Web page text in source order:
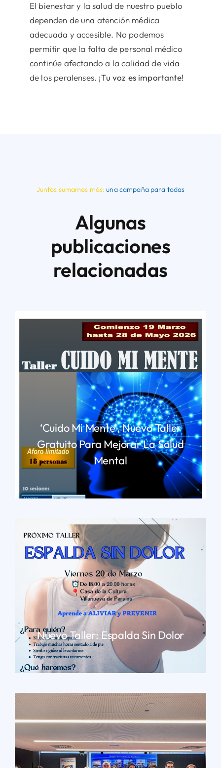
El bienestar y la salud de nuestro pueblo
dependen de una atención médica
adecuada y accesible. No podemos
permitir que la falta de personal médico
continúe afectando a la calidad de vida
de los peralenses. ¡Tu voz es importante!
Juntos sumamos más:una campaña para todas
Algunas
publicaciones
relacionadas
‘Cuido Mi Mente’, Nuevo Taller
Gratuito Para Mejorar La Salud
Mental
LEER MÁS
Nuevo Taller: Espalda Sin Dolor
LEER MÁS